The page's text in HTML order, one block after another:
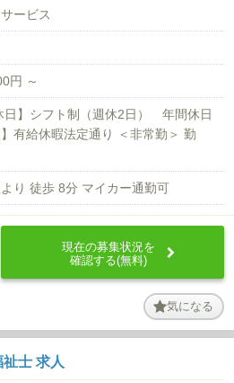
ービス
円 ～
日】シフト制（週休2日） 年間休日
有給休暇法定通り ＜非常勤＞ 勤
り 徒歩 8分 マイカー通勤可
現在の募集状況を
確認する(無料)
気になる
士 求人